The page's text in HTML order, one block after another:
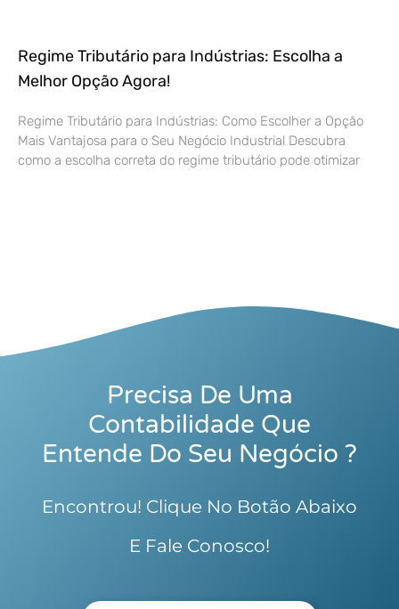
Regime Tributário para Indústrias: Escolha a
Melhor Opção Agora!
Regime Tributário para Indústrias: Como Escolher a Opção
Mais Vantajosa para o Seu Negócio Industrial Descubra
como a escolha correta do regime tributário pode otimizar
Precisa De Uma
Contabilidade Que
Entende Do Seu Negócio ?
Encontrou! Clique No Botão Abaixo
E Fale Conosco!